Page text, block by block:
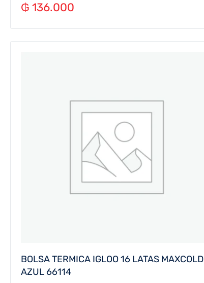
₲ 136.000
BOLSA TERMICA IGLOO 16 LATAS MAXCOLD
AZUL 66114